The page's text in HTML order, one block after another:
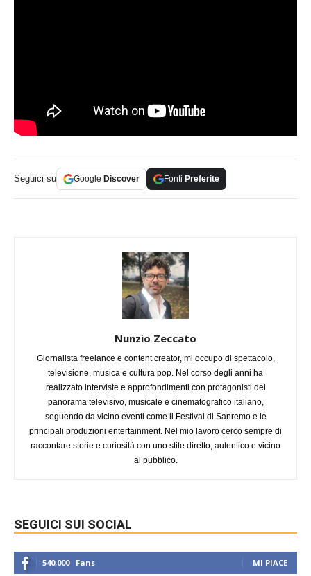
Seguici su Google Discover Fonti Preferite
Nunzio Zeccato
Giornalista freelance e content creator, mi occupo di spettacolo,
televisione, musica e cultura pop. Nel corso degli anni ha
realizzato interviste e approfondimenti con protagonisti del
panorama televisivo, musicale e cinematografico italiano,
seguendo da vicino eventi come il Festival di Sanremo e le
principali produzioni entertainment. Nel mio lavoro cerco sempre di
raccontare storie e curiosità con uno stile diretto, autentico e vicino
al pubblico.
SEGUICI SUI SOCIAL
540,000 Fans MI PIACE